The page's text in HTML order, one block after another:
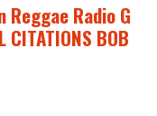
Reggae Radio G
BOB